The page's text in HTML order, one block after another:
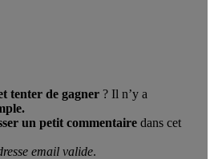
tenter de gagner ? Il n’y a
un petit commentaire dans cet
email valide.